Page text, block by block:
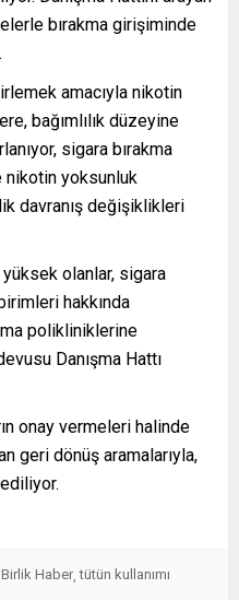
bırakma girişiminde
amacıyla nikotin
bağımlılık düzeyine
sigara bırakma
yoksunluk
davranış değişiklikleri
yüksek olanlar, sigara
hakkında
polikliniklerine
Danışma Hattı
onay vermeleri halinde
geri dönüş aramalarıyla,
Haber ,tütün kullanımı